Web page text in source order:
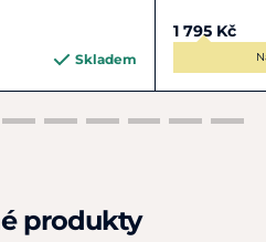
Skladem
1 795 Kč
produkty